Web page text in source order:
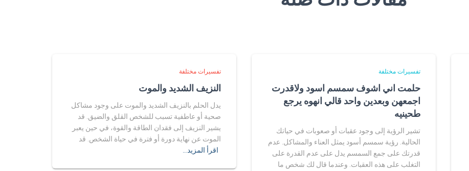
تفسيرات مختلفة
حلمت اني اشوف سمسم اسود ولاقدرت
اجمعهن وبعدين واحد قالي انهوه يرجع
طحينيه
تشير الرؤية إلى وجود عقبات أو صعوبات في حياتك
الحالية. رؤية سمسم أسود يمثل العناء والمشاكل. عدم
قدرتك على جمع السمسم يدل على عدم القدرة على
التغلب على هذه العقبات. وعندما قال لك شخص ما
تفسيرات مختلفة
النزيف الشديد والموت
يدل الحلم بالنزيف الشديد والموت على وجود مشاكل
صحية أو عاطفية تسبب للشخص القلق والضيق. قد
يشير النزيف إلى فقدان الطاقة والقوة، في حين يعبر
الموت عن نهاية دورة أو فترة في حياة الشخص. قد
اقرأ المزيد…